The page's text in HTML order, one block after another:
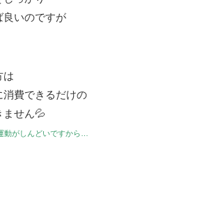
良いのですが
は
消費できるだけの
ません💦
動がしんどいですから…